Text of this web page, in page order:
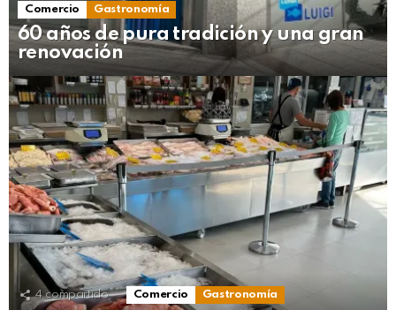
Comercio Gastronomía
60 años de pura tradición y una gran
renovación
4 compartido Comercio Gastronomía